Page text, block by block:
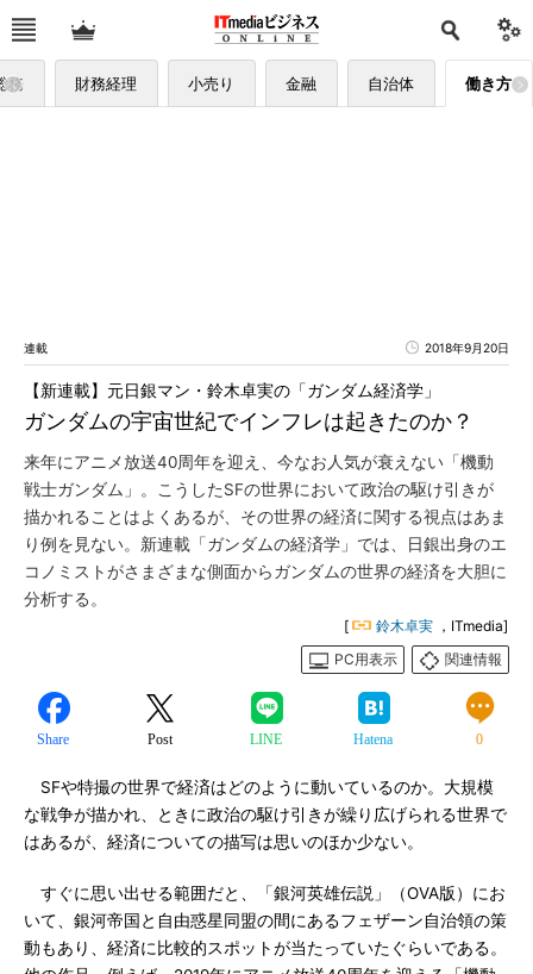
務 財務経理 小売り 金融 自治体 働き方
連載 2018年9月20日
ガンダムの宇宙世紀でインフレは起きたのか？
【新連載】元日銀マン・鈴木卓実の「ガンダム経済学」
来年にアニメ放送40周年を迎え、今なお人気が衰えない「機動
戦士ガンダム」。こうしたSFの世界において政治の駆け引きが
描かれることはよくあるが、その世界の経済に関する視点はあま
り例を見ない。新連載「ガンダムの経済学」では、日銀出身のエ
コノミストがさまざまな側面からガンダムの世界の経済を大胆に
分析する。
[ 鈴木卓実 ，ITmedia]
PC用表示
関連情報
Share Post LINE Hatena 0
SFや特撮の世界で経済はどのように動いているのか。大規模
な戦争が描かれ、ときに政治の駆け引きが繰り広げられる世界で
はあるが、経済についての描写は思いのほか少ない。
すぐに思い出せる範囲だと、「銀河英雄伝説」（OVA版）にお
いて、銀河帝国と自由惑星同盟の間にあるフェザーン自治領の策
動もあり、経済に比較的スポットが当たっていたぐらいである。